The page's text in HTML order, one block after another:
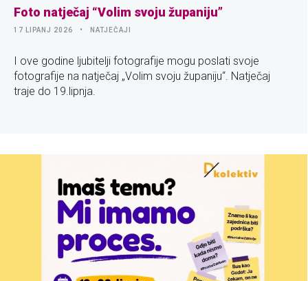
Foto natječaj “Volim svoju županiju”
17 LIPANJ 2026 NATJEČAJI
I ove godine ljubitelji fotografije mogu poslati svoje
fotografije na natječaj „Volim svoju županiju“. Natječaj
traje do 19.lipnja.